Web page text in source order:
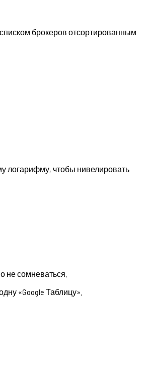
брокеров отсортированным
логарифму, чтобы нивелировать
не сомневаться.
«Google Таблицу».